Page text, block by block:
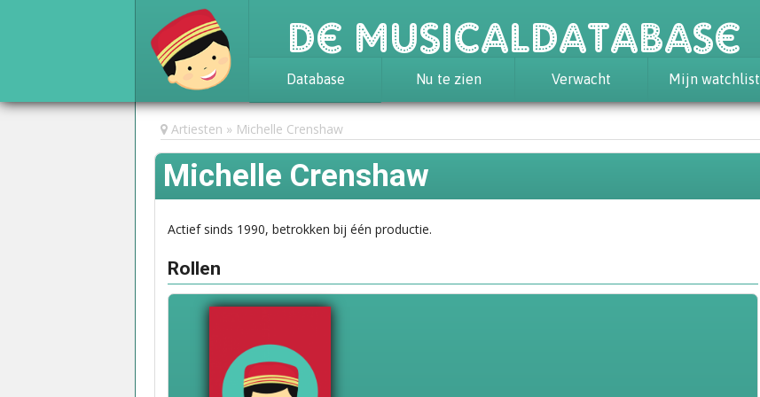
De Musicaldatabase
Database
Achtergrond
Awards
Statistieken
Nu te zien Verwacht Mijn watchlist
Artiesten Michelle Crenshaw
Michelle Crenshaw
Actief sinds 1990, betrokken bij één productie.
Rollen